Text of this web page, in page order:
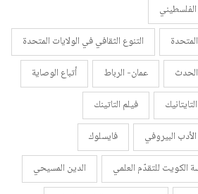
الفلسطيني
التنوع الثقافي في الولايات المتحدة
عمان- الرباط
أتباع الوصاية
فيلم التاتينك
الأدب البيروفي
فايسلوك
الكويت للتقدّم العلمي
الدين المسيحي